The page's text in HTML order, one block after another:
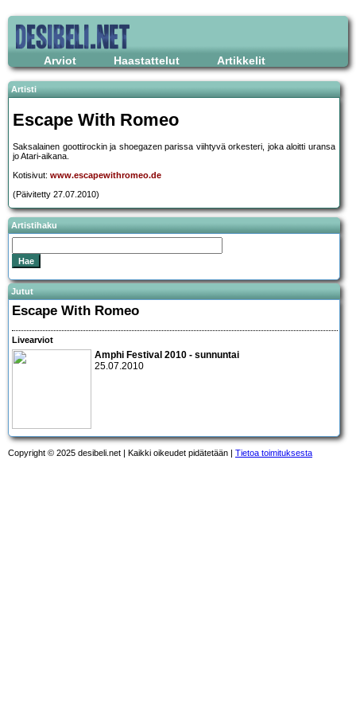
Arviot Haastattelut Artikkelit
Artisti
Escape With Romeo
Saksalainen goottirockin ja shoegazen parissa viihtyvä orkesteri, joka aloitti uransa
jo Atari-aikana.
Kotisivut: www.escapewithromeo.de
(Päivitetty 27.07.2010)
Artistihaku
Jutut
Escape With Romeo
Livearviot
Amphi Festival 2010 - sunnuntai
25.07.2010
Copyright © 2025 desibeli.net | Kaikki oikeudet pidätetään | Tietoa toimituksesta